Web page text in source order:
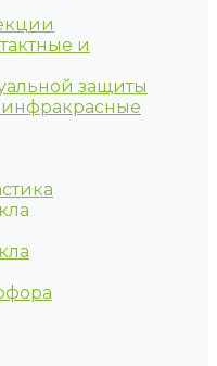
и
защиты
инфракрасные